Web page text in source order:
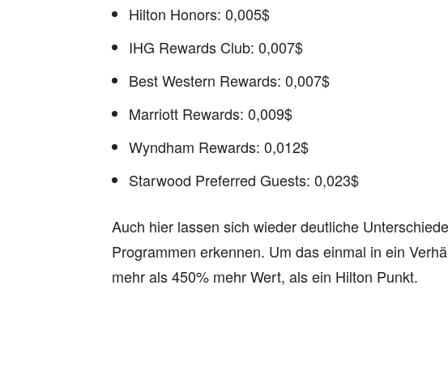
Hilton Honors: 0,005$
IHG Rewards Club: 0,007$
Best Western Rewards: 0,007$
Marriott Rewards: 0,009$
Wyndham Rewards: 0,012$
Starwood Preferred Guests: 0,023$
Auch hier lassen sich wieder deutliche
Programmen erkennen. Um das einmal in ein
mehr als 450% mehr Wert, als ein Hilton Punkt.